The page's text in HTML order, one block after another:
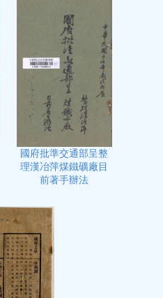
國府批準交通部呈整
理漢冶萍煤鐵礦廠目
前著手辦法